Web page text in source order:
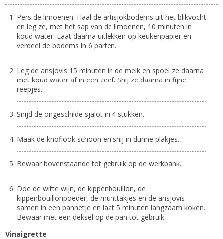
Pers de limoenen. Haal de artisjokbodems uit het blikvocht
en leg ze, met het sap van de limoenen, 10 minuten in
koud water. Laat daarna uitlekken op keukenpapier en
verdeel de bodems in 6 parten.
Leg de ansjovis 15 minuten in de melk en spoel ze daarna
met koud water af in een zeef. Snij ze daarna in fijne
reepjes.
Snijd de ongeschilde sjalot in 4 stukken.
Maak de knoflook schoon en snij in dunne plakjes.
Bewaar bovenstaande tot gebruik op de werkbank.
Doe de witte wijn, de kippenbouillon, de
kippenbouillonpoeder, de munttakjes en de ansjovis
samen in een pannetje en laat 5 minuten langzaam koken.
Bewaar met een deksel op de pan tot gebruik.
Vinaigrette